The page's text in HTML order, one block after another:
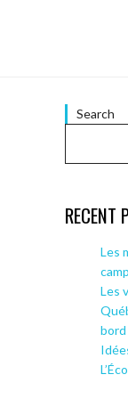
Search
RECENT
Les
Les
bord